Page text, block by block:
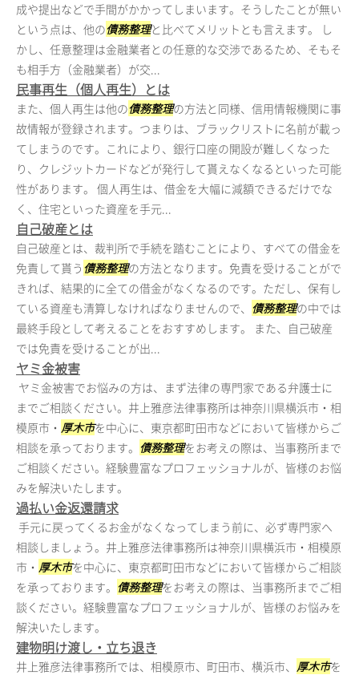
成や提出などで手間がかかってしまいます。そうしたことが無い
という点は、他の債務整理と比べてメリットとも言えます。 し
かし、任意整理は金融業者との任意的な交渉であるため、そもそ
も相手方（金融業者）が交...
民事再生（個人再生）とは
また、個人再生は他の債務整理の方法と同様、信用情報機関に事
故情報が登録されます。つまりは、ブラックリストに名前が載っ
てしまうのです。これにより、銀行口座の開設が難しくなった
り、クレジットカードなどが発行して貰えなくなるといった可能
性があります。 個人再生は、借金を大幅に減額できるだけでな
く、住宅といった資産を手元...
自己破産とは
自己破産とは、裁判所で手続を踏むことにより、すべての借金を
免責して貰う 債務整理の方法となります。免責を受けることがで
きれば、結果的に全ての借金がなくなるのです。ただし、保有し
ている資産も清算しなければなりませんので、 債務整理の中では
最終手段として考えることをおすすめします。 また、自己破産
では免責を受けることが出...
ヤミ金被害
ヤミ金被害でお悩みの方は、まず法律の専門家である弁護士に
までご相談ください。井上雅彦法律事務所は神奈川県横浜市・相
模原市・ 厚木市を中心に、東京都町田市などにおいて皆様からご
相談を承っております。 債務整理をお考えの際は、当事務所まで
ご相談ください。経験豊富なプロフェッショナルが、皆様のお悩
みを解決いたします。
過払い金返還請求
手元に戻ってくるお金がなくなってしまう前に、必ず専門家へ
相談しましょう。井上雅彦法律事務所は神奈川県横浜市・相模原
市・ 厚木市を中心に、東京都町田市などにおいて皆様からご相談
を承っております。 債務整理をお考えの際は、当事務所までご相
談ください。経験豊富なプロフェッショナルが、皆様のお悩みを
解決いたします。
建物明け渡し・立ち退き
井上雅彦法律事務所では、相模原市、町田市、横浜市、 厚木市を